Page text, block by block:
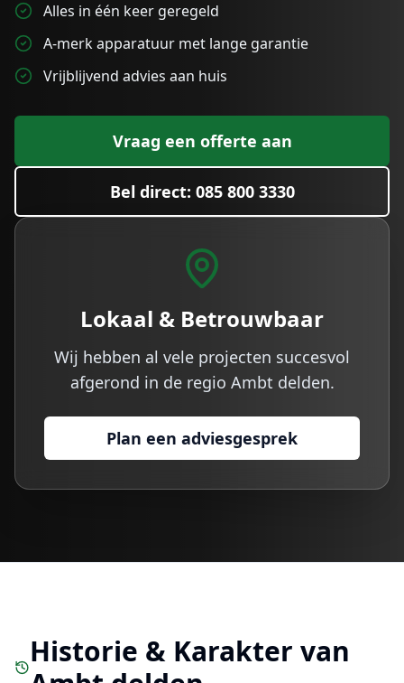
Alles in één keer geregeld
A-merk apparatuur met lange garantie
Vrijblijvend advies aan huis
Vraag een offerte aan
Bel direct: 085 800 3330
Lokaal & Betrouwbaar
Wij hebben al vele projecten succesvol
afgerond in de regio Ambt delden.
Plan een adviesgesprek
Historie & Karakter van